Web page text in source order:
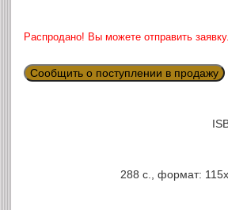
Распродано! Вы можете отправить заявку.
Сообщить о поступлении в продажу
288 с., формат: